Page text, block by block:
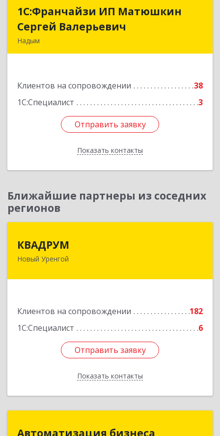
1С:Франчайзи ИП Матюшкин
Сергей Валерьевич
Надым
Клиентов на сопровождении
38
1С:Специалист
3
Отправить заявку
Показать контакты
1С:Франчайзи ИП Матюшкин
Сергей Валерьевич
Подробнее
Отправить заявку
Назад
Ближайшие партнеры из соседних
регионов
КВАДРУМ
Новый Уренгой
Клиентов на сопровождении
182
1С:Специалист
6
Отправить заявку
Показать контакты
629309, Ямало-Ненецкий АО, Новый Уренгой г,
Отправить заявку
Назад
Автоматизация бизнеса
Автоматизация бизнеса